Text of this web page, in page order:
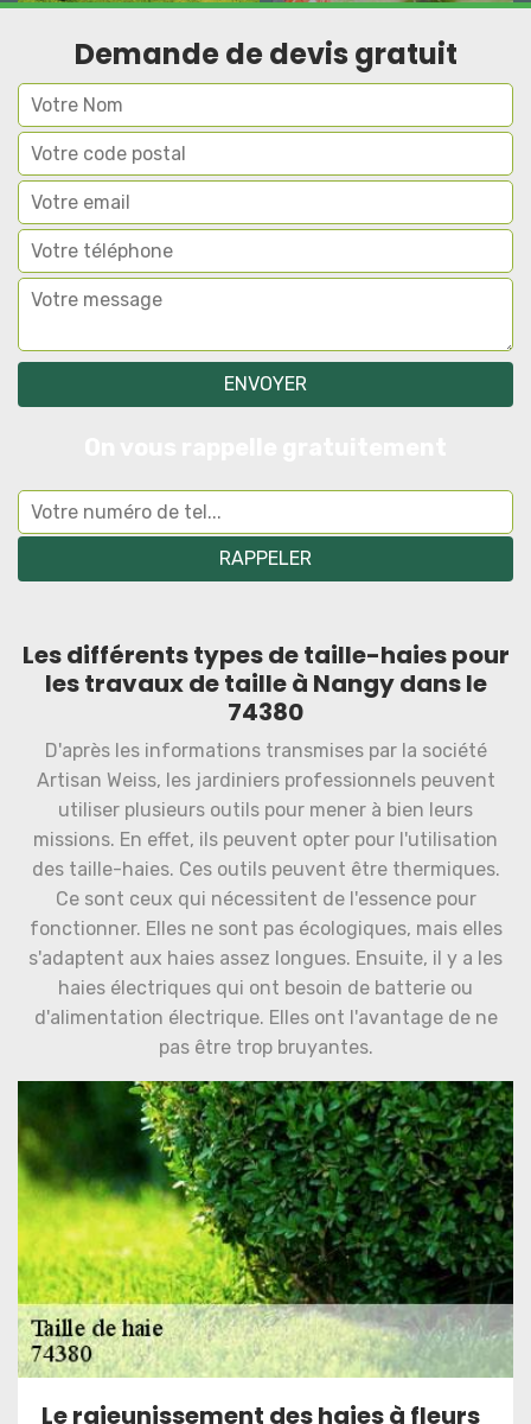
Demande de devis gratuit
Les différents types de taille-haies pour
les travaux de taille à Nangy dans le
74380
D'après les informations transmises par la société
Artisan Weiss, les jardiniers professionnels peuvent
utiliser plusieurs outils pour mener à bien leurs
missions. En effet, ils peuvent opter pour l'utilisation
des taille-haies. Ces outils peuvent être thermiques.
Ce sont ceux qui nécessitent de l'essence pour
fonctionner. Elles ne sont pas écologiques, mais elles
s'adaptent aux haies assez longues. Ensuite, il y a les
haies électriques qui ont besoin de batterie ou
d'alimentation électrique. Elles ont l'avantage de ne
pas être trop bruyantes.
Le rajeunissement des haies à fleurs